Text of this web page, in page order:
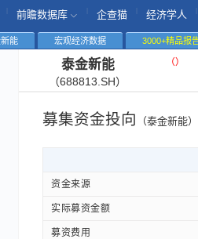
前瞻数据库 企查猫 经济学人
能 宏观经济数据 3000+精品报
泰金新能
（688813.SH）
（）
募集资金投向 （泰金新能）
资金来源
实际募资金额
募资费用